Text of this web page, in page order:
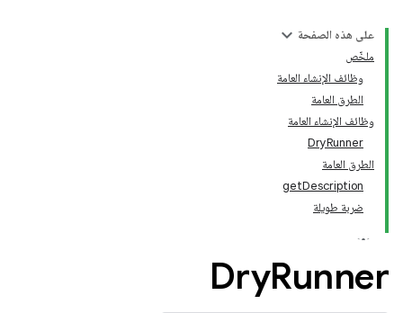
على هذه الصفحة
ملخّص
وظائف الإنشاء العامة
الطرق العامة
وظائف الإنشاء العامة
DryRunner
الطرق العامة
getDescription
ضربة طويلة
DryRunner